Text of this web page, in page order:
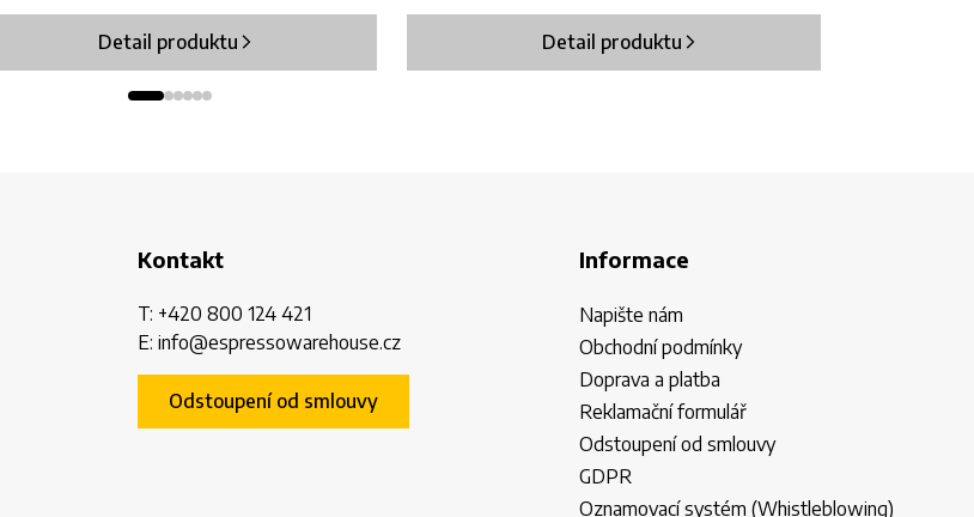
Detail produktu Detail produktu
Kontakt
T: +420 800 124 421
E: info@espressowarehouse.cz
Odstoupení od smlouvy
Informace
Napište nám
Obchodní podmínky
Doprava a platba
Reklamační formulář
Odstoupení od smlouvy
GDPR
Oznamovací systém (Whistleblowing)